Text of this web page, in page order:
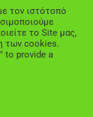
Reserved.
τον ιστότοπό
το Site μας,
των cookies.
to provide a